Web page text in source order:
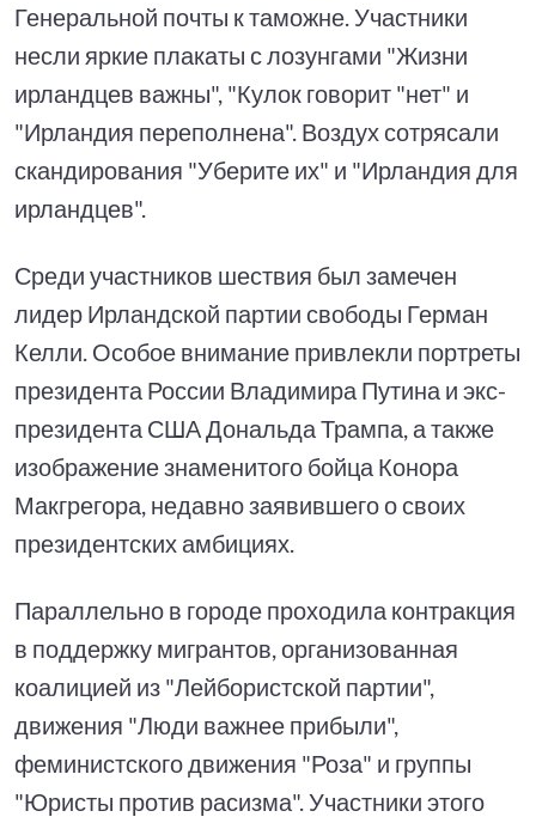
Генеральной почты к таможне. Участники
несли яркие плакаты с лозунгами "Жизни
ирландцев важны", "Кулок говорит "нет" и
"Ирландия переполнена". Воздух сотрясали
скандирования "Уберите их" и "Ирландия для
ирландцев".
Среди участников шествия был замечен
лидер Ирландской партии свободы Герман
Келли. Особое внимание привлекли портреты
президента России Владимира Путина и экс-
президента США Дональда Трампа, а также
изображение знаменитого бойца Конора
Макгрегора, недавно заявившего о своих
президентских амбициях.
Параллельно в городе проходила контракция
в поддержку мигрантов, организованная
коалицией из "Лейбористской партии",
движения "Люди важнее прибыли",
феминистского движения "Роза" и группы
"Юристы против расизма". Участники этого